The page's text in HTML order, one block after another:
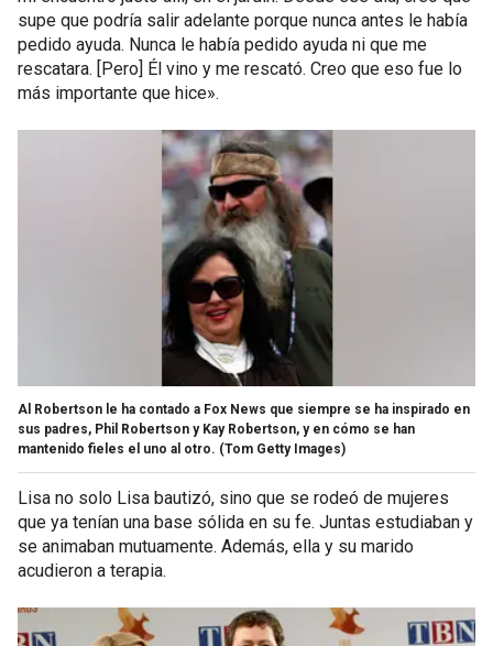
supe que podría salir adelante porque nunca antes le había
pedido ayuda. Nunca le había pedido ayuda ni que me
rescatara. [Pero] Él vino y me rescató. Creo que eso fue lo
más importante que hice».
Al Robertson le ha contado a Fox News que siempre se ha inspirado en
sus padres, Phil Robertson y Kay Robertson, y en cómo se han
mantenido fieles el uno al otro. (Tom Getty Images)
Lisa no solo Lisa bautizó, sino que se rodeó de mujeres
que ya tenían una base sólida en su fe. Juntas estudiaban y
se animaban mutuamente. Además, ella y su marido
acudieron a terapia.